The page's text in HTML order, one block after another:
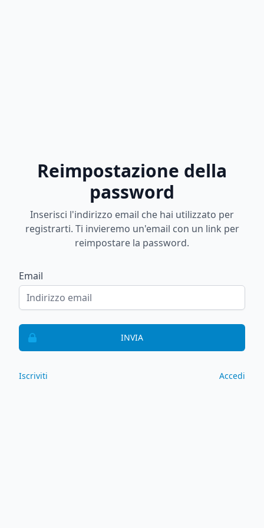
Reimpostazione della
password
Inserisci l'indirizzo email che hai utilizzato per
registrarti. Ti invieremo un'email con un link per
reimpostare la password.
Email
INVIA
Iscriviti Accedi